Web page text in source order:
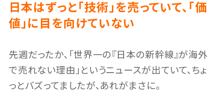
日本はずっと「技術」を売っていて、「価
値」に目を向けていない
先週だったか、「世界一の『日本の新幹線』が海外
で売れない理由」というニュースが出ていて、ちょ
っとバズってましたが、あれがまさに。